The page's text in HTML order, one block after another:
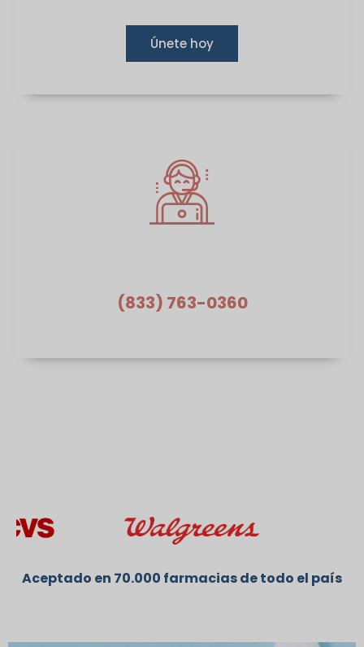
Únete hoy
(833) 763-0360
Aceptado en 70.000 farmacias de todo el país